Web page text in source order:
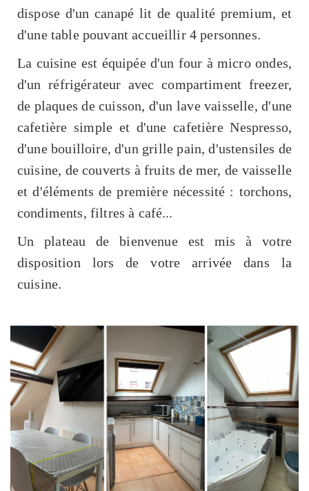
dispose d'un canapé lit de qualité premium, et
d'une table pouvant accueillir 4 personnes.
La cuisine est équipée d'un four à micro ondes,
d'un réfrigérateur avec compartiment freezer,
de plaques de cuisson, d'un lave vaisselle, d'une
cafetière simple et d'une cafetière Nespresso,
d'une bouilloire, d'un grille pain, d'ustensiles de
cuisine, de couverts à fruits de mer, de vaisselle
et d'éléments de première nécessité : torchons,
condiments, filtres à café...
Un plateau de bienvenue est mis à votre
disposition lors de votre arrivée dans la
cuisine.